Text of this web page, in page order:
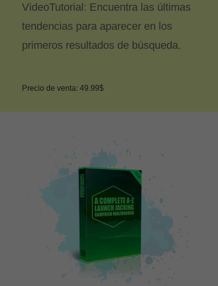
VideoTutorial: Encuentra las últimas
tendencias para aparecer en los
primeros resultados de búsqueda.
Precio de venta: 49.99$